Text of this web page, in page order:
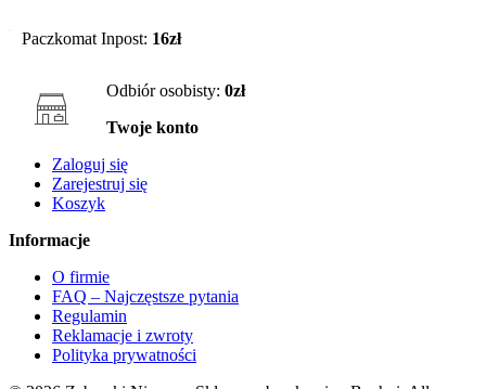
Paczkomat Inpost: 16zł
Odbiór osobisty: 0zł
Twoje konto
Zaloguj się
Zarejestruj się
Koszyk
Informacje
O firmie
FAQ – Najczęstsze pytania
Regulamin
Reklamacje i zwroty
Polityka prywatności